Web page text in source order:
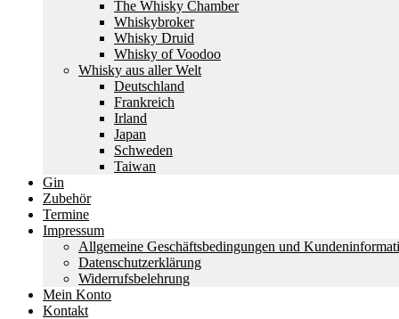
The Whisky Chamber
Whiskybroker
Whisky Druid
Whisky of Voodoo
Whisky aus aller Welt
Deutschland
Frankreich
Irland
Japan
Schweden
Taiwan
Gin
Zubehör
Termine
Impressum
Allgemeine Geschäftsbedingungen und
Datenschutzerklärung
Widerrufsbelehrung
Mein Konto
Kontakt